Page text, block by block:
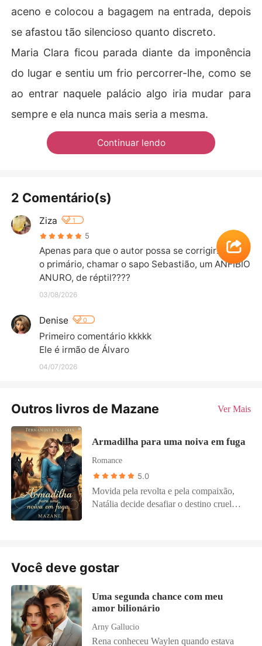
aceno e colocou a bagagem na entrada, depois
se afastou tão silencioso quanto discreto.
Maria Clara ficou parada diante da imponência
do lugar e sentiu um frio percorrer-lhe, como se
ao entrar naquele palácio algo iria mudar para
sempre e ela nunca mais seria a mesma.
Continuar lendo
2 Comentário(s)
Ziza 1
5
Apenas para que o autor possa se corrigir: um err
o primário, chamar o sapo Sebastião, um ANFÍBIO
ANURO, de réptil????
03/08/2026
Denise 0
Primeiro comentário kkkkk
Ele é irmão de Álvaro
04/07/2026
Outros livros de Mazane Ver Mais
Armadilha para uma noiva em fuga
Romance
5.0
Movida pela revolta e pela compaixão,
Natália decide desafiar o destino cruel
por sua frieza e insensibilidade. Para
ousada: assumir a identidade da amiga e
embarcar em uma viagem rumo a uma
Grosso, onde o casamento aconteceria. O
Você deve gostar
Uma segunda chance com meu
amor bilionário
Arny Gallucio
Rena conheceu Waylen quando estava